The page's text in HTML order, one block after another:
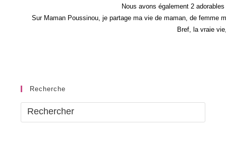
Nous avons également 2
Sur Maman Poussinou, je partage ma vie de maman, de femme
Bref, la vraie
Recherche